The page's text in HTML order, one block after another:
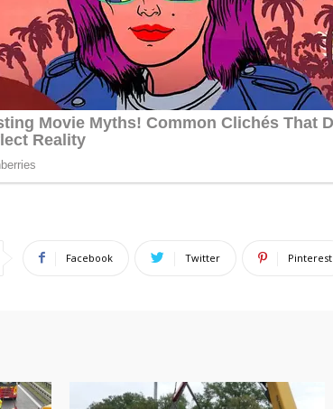
Facebook Twitter Pinterest